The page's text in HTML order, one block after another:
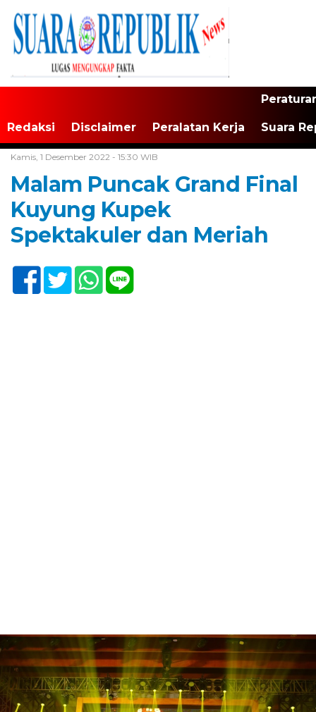
Redaksi Disclaimer Peralatan Kerja Suara
Kamis, 1 Desember 2022 - 15:30 WIB
Malam Puncak Grand Final
Kuyung Kupek
Spektakuler dan Meriah